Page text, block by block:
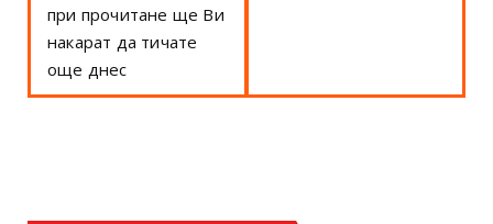
при прочитане ще Ви
накарат да тичате
още днес